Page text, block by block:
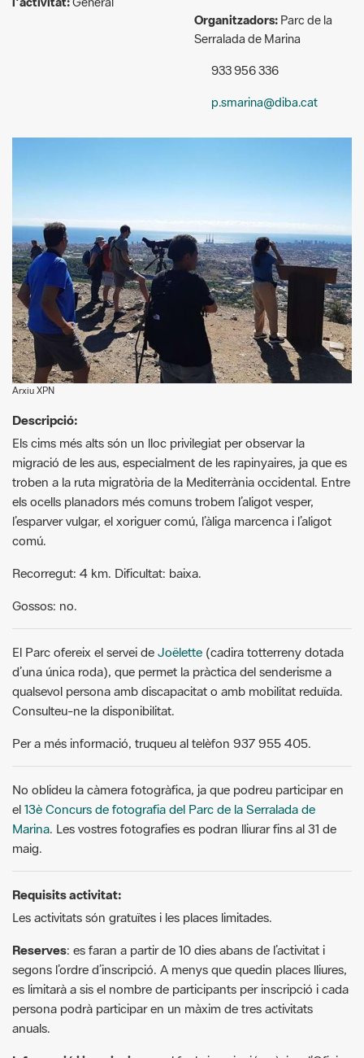
933 956 336
p.smarina@diba.cat
Arxiu XPN
Descripció:
Els cims més alts són un lloc privilegiat per observar la
troben a la ruta migratòria de la Mediterrània occidental. Entre
els ocells planadors més comuns trobem l’aligot vesper,
l’esparver vulgar, el xoriguer comú, l’àliga marcenca i l’aligot
comú.
Recorregut: 4 km. Dificultat: baixa.
Gossos: no.
d’una única roda), que permet la pràctica del senderisme a
qualsevol persona amb discapacitat o amb mobilitat reduïda.
Consulteu-ne la disponibilitat.
Per a més informació, truqueu al telèfon 937 955 405.
el13è Concurs de fotografia del Parc de la Serralada de
Marina. Les vostres fotografies es podran lliurar fins al 31 de
maig.
Requisits activitat:
Les activitats són gratuïtes i les places limitades.
Reserves : es faran a partir de 10 dies abans de l’activitat i
segons l’ordre d’inscripció. A menys que quedin places lliures,
es limitarà a sis el nombre de participants per inscripció i cada
persona podrà participar en un màxim de tres activitats
anuals.
Informació i inscripcions
: cal fer la inscripció prèvia a l’Oficina
del Parc de la Serralada de Marina (feiners, de 10 h a 13 h),